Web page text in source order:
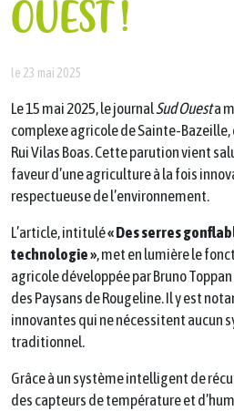
OUEST !
le 23 mai 2025
Le 15 mai 2025, le journalSud Ouesta
complexe agricole de Sainte-Bazeille,
Rui Vilas Boas. Cette parution vient
faveur d’une agriculture à la fois
respectueuse de l’environnement.
L’article, intitulé« Des serres
technologie », met en lumière le
agricole développée par Bruno
des Paysans de Rougeline. Il y est
innovantes qui ne nécessitent aucun
traditionnel.
Grâce à un système intelligent de
des capteurs de température et